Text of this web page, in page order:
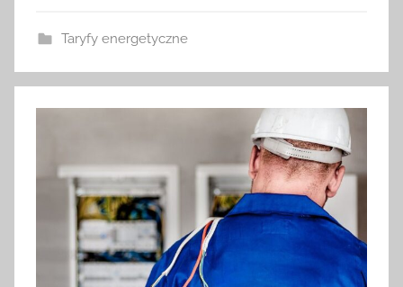
Taryfy energetyczne